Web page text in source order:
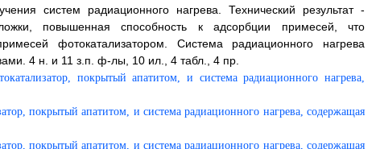
систем радиационного нагрева. Технический результат -
повышенная способность к адсорбции примесей, что
фотокатализатором. Система радиационного нагрева
4 н. и 11 з.п. ф-лы, 10 ил., 4 табл., 4 пр.